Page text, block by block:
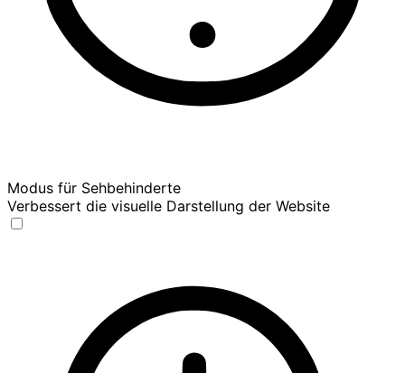
Modus für Sehbehinderte
Verbessert die visuelle Darstellung der Website